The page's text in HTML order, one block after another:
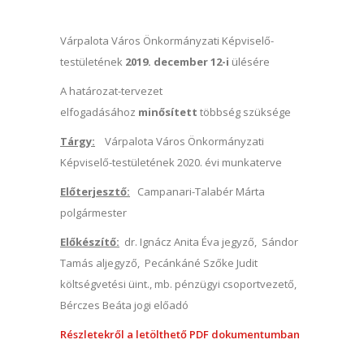
Várpalota Város Önkormányzati Képviselő-
testületének 2019. december 12-i ülésére
A határozat-tervezet
elfogadásához minősített többség szüksége
Tárgy:
Várpalota Város Önkormányzati
Képviselő-testületének 2020. évi munkaterve
Előterjesztő:
Campanari-Talabér Márta
polgármester
Előkészítő: dr. Ignácz Anita Éva jegyző, Sándor
Tamás aljegyző, Pecánkáné Szőke Judit
költségvetési üint., mb. pénzügyi csoportvezető,
Bérczes Beáta jogi előadó
Részletekről a letölthető PDF dokumentumban